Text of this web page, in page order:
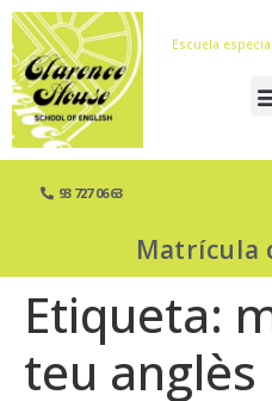
Escuela
93 727 06 63
Matrícula
Etiqueta:
teu anglès